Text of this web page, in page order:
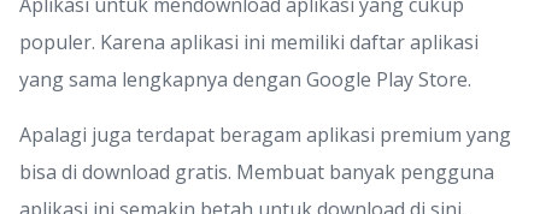
populer. Karena aplikasi ini memiliki daftar aplikasi
yang sama lengkapnya dengan Google Play Store.
Apalagi juga terdapat beragam aplikasi premium yang
bisa di download gratis. Membuat banyak pengguna